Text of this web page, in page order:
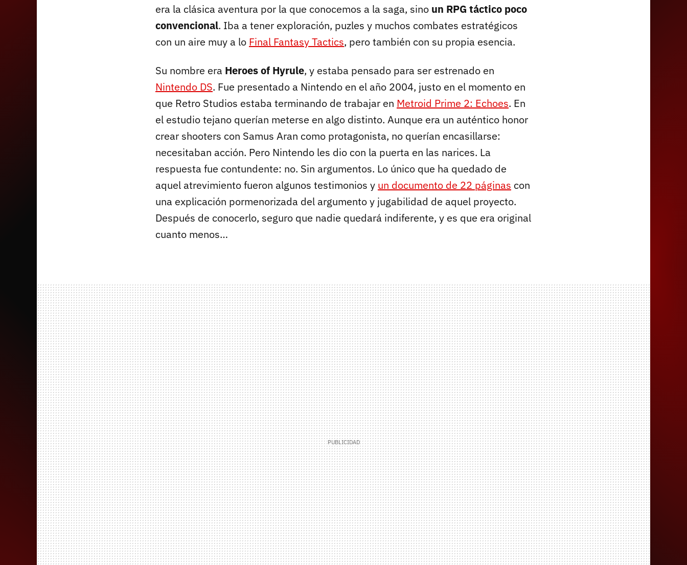
era la clásica aventura por la que conocemos a la saga, sino un RPG táctico poco
convencional. Iba a tener exploración, puzles y muchos combates estratégicos
con un aire muy a lo Final Fantasy Tactics, pero también con su propia esencia.
Su nombre era Heroes of Hyrule, y estaba pensado para ser estrenado en
Nintendo DS. Fue presentado a Nintendo en el año 2004, justo en el momento en
que Retro Studios estaba terminando de trabajar en Metroid Prime 2: Echoes. En
el estudio tejano querían meterse en algo distinto. Aunque era un auténtico honor
crear shooters con Samus Aran como protagonista, no querían encasillarse:
necesitaban acción. Pero Nintendo les dio con la puerta en las narices. La
respuesta fue contundente: no. Sin argumentos. Lo único que ha quedado de
aquel atrevimiento fueron algunos testimonios y un documento de 22 páginas con
una explicación pormenorizada del argumento y jugabilidad de aquel proyecto.
Después de conocerlo, seguro que nadie quedará indiferente, y es que era original
cuanto menos…